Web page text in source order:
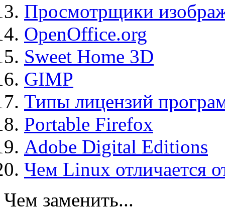
Просмотрщики
OpenOffice.org
Sweet Home 3D
GIMP
Типы лицензий
Portable Firefox
Adobe Digital Editions
Чем Linux отличается
Чем заменить...